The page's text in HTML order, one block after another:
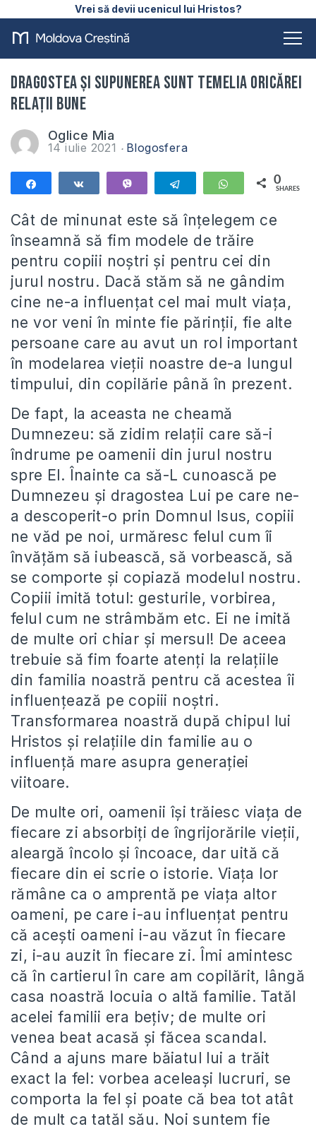
Vrei să devii ucenicul lui Hristos?
Dragostea şi supunerea sunt temelia oricărei
relaţii bune
Oglice Mia
14 iulie 2021 Blogosfera
Telegram WhatsApp
0
SHARES
Cât de minunat este să înţelegem ce
înseamnă să fim modele de trăire
pentru copiii noştri şi pentru cei din
jurul nostru. Dacă stăm să ne gândim
cine ne-a influenţat cel mai mult viaţa,
ne vor veni în minte fie părinţii, fie alte
persoane care au avut un rol important
în modelarea vieţii noastre de-a lungul
timpului, din copilărie până în prezent.
De fapt, la aceasta ne cheamă
Dumnezeu: să zidim relaţii care să-i
îndrume pe oamenii din jurul nostru
spre El. Înainte ca să-L cunoască pe
Dumnezeu şi dragostea Lui pe care ne-
a descoperit-o prin Domnul Isus, copiii
ne văd pe noi, urmăresc felul cum îi
învăţăm să iubească, să vorbească, să
se comporte şi copiază modelul nostru.
Copiii imită totul: gesturile, vorbirea,
felul cum ne strâmbăm etc. Ei ne imită
de multe ori chiar şi mersul! De aceea
trebuie să fim foarte atenţi la relaţiile
din familia noastră pentru că acestea îi
influenţează pe copiii noştri.
Transformarea noastră după chipul lui
Hristos şi relaţiile din familie au o
influenţă mare asupra generaţiei
viitoare.
De multe ori, oamenii îşi trăiesc viaţa de
fiecare zi absorbiţi de îngrijorările vieţii,
aleargă încolo şi încoace, dar uită că
fiecare din ei scrie o istorie. Viaţa lor
rămâne ca o amprentă pe viaţa altor
oameni, pe care i-au influenţat pentru
că aceşti oameni i-au văzut în fiecare
zi, i-au auzit în fiecare zi. Îmi amintesc
că în cartierul în care am copilărit, lângă
casa noastră locuia o altă familie. Tatăl
acelei familii era beţiv; de multe ori
venea beat acasă şi făcea scandal.
Când a ajuns mare băiatul lui a trăit
exact la fel: vorbea aceleaşi lucruri, se
comporta la fel şi poate că bea tot atât
de mult ca tatăl său. Noi suntem fie